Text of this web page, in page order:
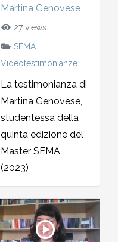
Martina Genovese
27 views
SEMA:
Videotestimonianze
La testimonianza di
Martina Genovese,
studentessa della
quinta edizione del
Master SEMA
(2023)